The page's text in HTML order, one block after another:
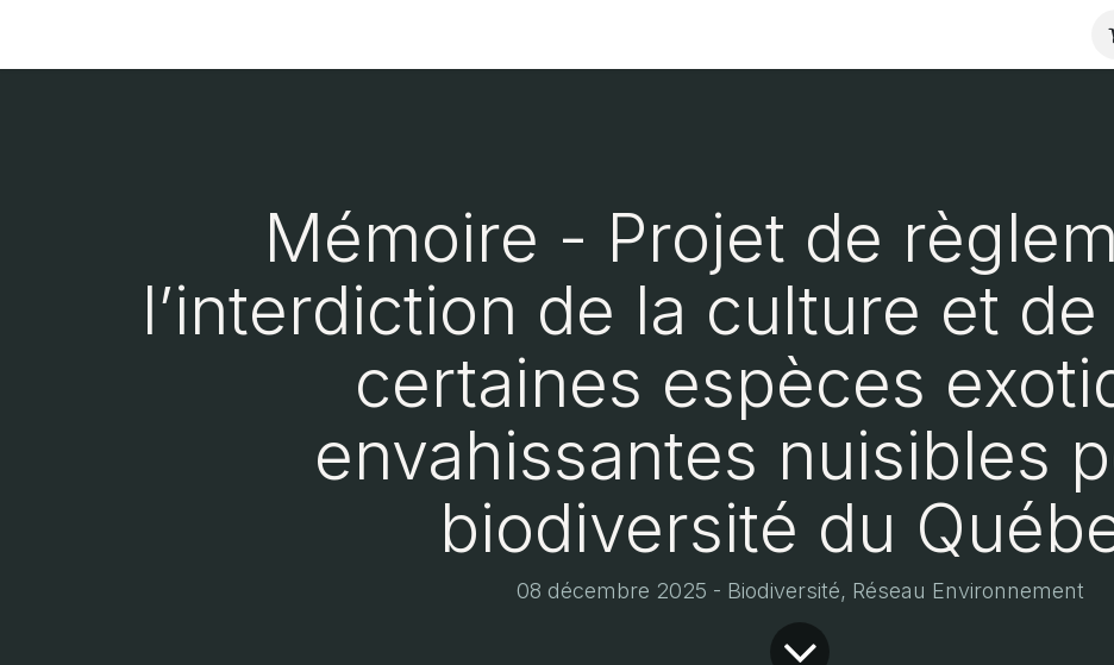
Mémoire - Projet de
l’interdiction de la culture et
certaines espèces
envahissantes nuisibles
biodiversité du
08 décembre 2025 - Biodiversité, Réseau Environnement